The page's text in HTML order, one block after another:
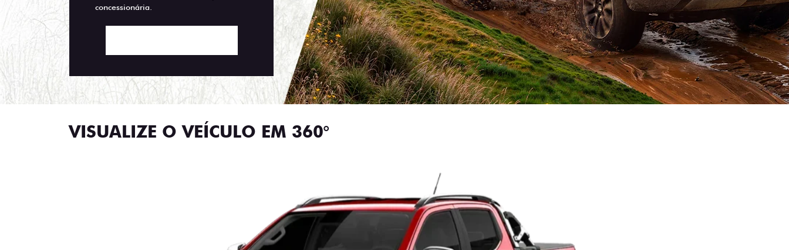
concessionária.
VISUALIZE O VEÍCULO EM 360°